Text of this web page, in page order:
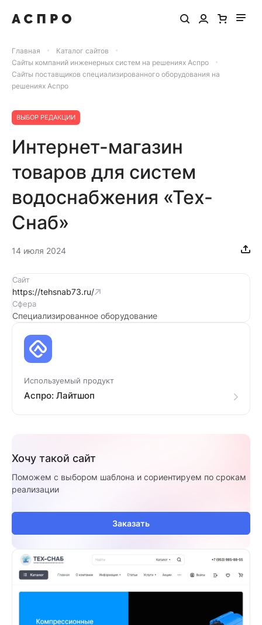
Главная
Каталог сайтов
Сайты компаний инженерных систем на решениях Аспро
Сайты поставщиков специализированного оборудования на
решениях Аспро
ВЫБОР РЕДАКЦИИ
Интернет-магазин
товаров для систем
водоснабжения «Тех-
Снаб»
14 июля 2024
Сайт
https://tehsnab73.ru/
Сфера
Специализированное оборудование
Используемый продукт
Аспро: Лайтшоп
Хочу такой сайт
Поможем с выбором шаблона и сориентируем по срокам
реализации
Заказать